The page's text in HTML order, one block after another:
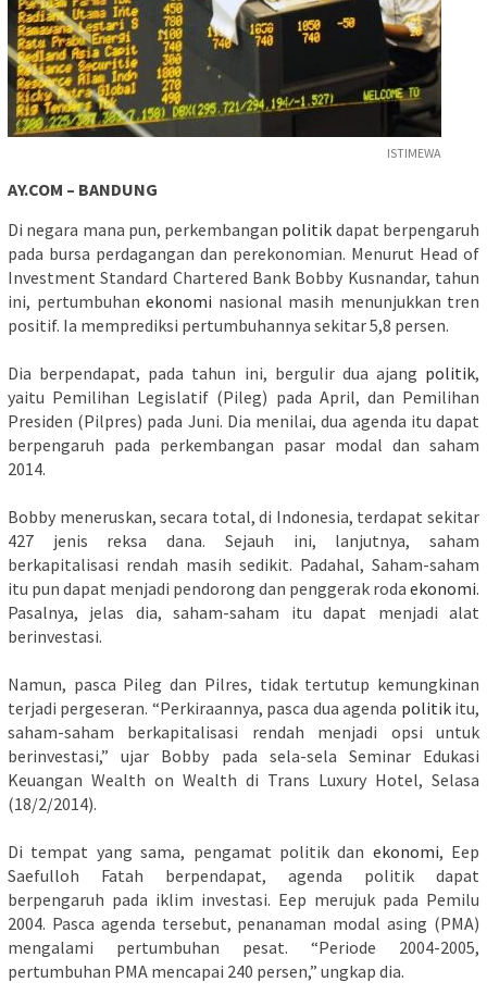
ISTIMEWA
AY.COM – BANDUNG
Di negara mana pun, perkembangan politik dapat berpengaruh
pada bursa perdagangan dan perekonomian. Menurut Head of
Investment Standard Chartered Bank Bobby Kusnandar, tahun
ini, pertumbuhan ekonomi nasional masih menunjukkan tren
positif. Ia memprediksi pertumbuhannya sekitar 5,8 persen.
Dia berpendapat, pada tahun ini, bergulir dua ajang politik,
yaitu Pemilihan Legislatif (Pileg) pada April, dan Pemilihan
Presiden (Pilpres) pada Juni. Dia menilai, dua agenda itu dapat
berpengaruh pada perkembangan pasar modal dan saham
2014.
Bobby meneruskan, secara total, di Indonesia, terdapat sekitar
427 jenis reksa dana. Sejauh ini, lanjutnya, saham
berkapitalisasi rendah masih sedikit. Padahal, Saham-saham
itu pun dapat menjadi pendorong dan penggerak roda ekonomi.
Pasalnya, jelas dia, saham-saham itu dapat menjadi alat
berinvestasi.
Namun, pasca Pileg dan Pilres, tidak tertutup kemungkinan
terjadi pergeseran. “Perkiraannya, pasca dua agenda politikitu,
saham-saham berkapitalisasi rendah menjadi opsi untuk
berinvestasi,” ujar Bobby pada sela-sela Seminar Edukasi
Keuangan Wealth on Wealth di Trans Luxury Hotel, Selasa
(18/2/2014).
Di tempat yang sama, pengamat politik dan ekonomi, Eep
Saefulloh Fatah berpendapat, agenda politik dapat
berpengaruh pada iklim investasi. Eep merujuk pada Pemilu
2004. Pasca agenda tersebut, penanaman modal asing (PMA)
mengalami pertumbuhan pesat. “Periode 2004-2005,
pertumbuhan PMA mencapai 240 persen,” ungkap dia.